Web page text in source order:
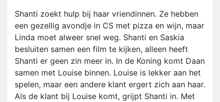
Shanti zoekt hulp bij haar vriendinnen. Ze hebben
een gezellig avondje in CS met pizza en wijn, maar
Linda moet alweer snel weg. Shanti en Saskia
besluiten samen een film te kijken, alleen heeft
Shanti er geen zin meer in. In de Koning komt Daan
samen met Louise binnen. Louise is lekker aan het
spelen, maar een andere klant ergert zich aan haar.
Als de klant bij Louise komt, grijpt Shanti in. Met